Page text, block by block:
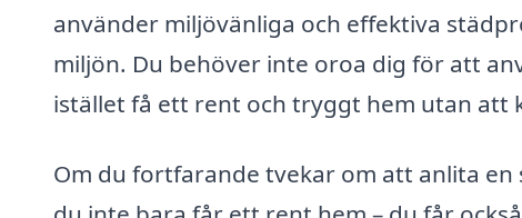
använder miljövänliga och effektiva
miljön. Du behöver inte oroa dig för att
istället få ett rent och tryggt hem utan att
Om du fortfarande tvekar om att anlita